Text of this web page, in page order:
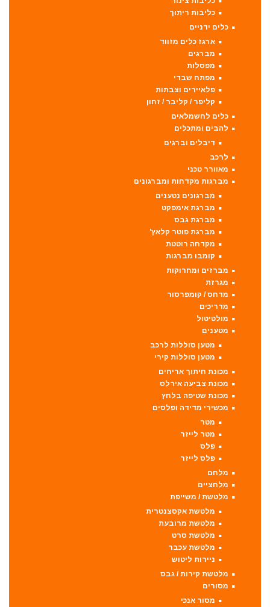
כליבות ריתוך
כלים ידניים
ארגז כלים מזווד
מברגים
מפסלות
מפתח שבדי
פלאיירים וצבתות
קליפר / קליבר / זחון
כלים לחשמלאים
להבים ומתכלים
דיבלים וברגים
לרכב
מאוורר טכני
מברגות מקדחות ומברגונים
מברגונים נטענים
מברגת אימפקט
מברגת גבס
מברגת פוטר קלאץ'
מקדחה רוטטת
קומבו מברגות
מברזים ומחרוקות
מגרזת
מדחס / קומפרסור
מדריכים
מולטיטול
מטענים
מטען סוללות לרכב
מטען סוללות קירי
מכונת חיתוך אריחים
מכונת צביעה אירלס
מכונת שטיפה בלחץ
מכשירי מדידה ופלסים
מטר
מטר לייזר
פלס
פלס לייזר
מלחם
מלחציים
מלטשת / משייפת
מלטשת אקסצנטרית
מלטשת מרובעת
מלטשת סרט
מלטשת עכבר
ניירות ליטוש
מלטשת קירות / גבס
מסורים
מסור אנכי